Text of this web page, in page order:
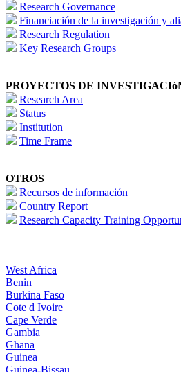
Research Governance
Financiación de la investigación y
Research Regulation
Key Research Groups
PROYECTOS DE
Research Area
Status
Institution
Time Frame
OTROS
Recursos de información
Country Report
Research Capacity Training
West Africa
Benin
Burkina Faso
Cote d Ivoire
Cape Verde
Gambia
Ghana
Guinea